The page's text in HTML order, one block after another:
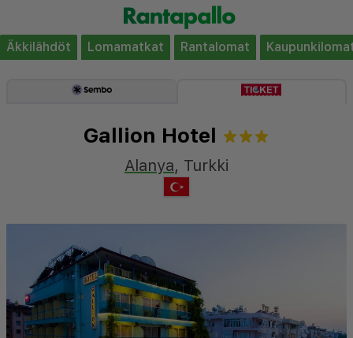
Äkkilähdöt Lomamatkat Rantalomat
Gallion Hotel
Alanya, Turkki